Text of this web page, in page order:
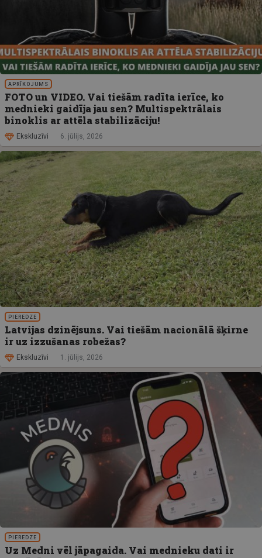
APRĪKOJUMS
FOTO un VIDEO. Vai tiešām radīta ierīce, ko
mednieki gaidīja jau sen? Multispektrālais
binoklis ar attēla stabilizāciju!
Ekskluzīvi 6. jūlijs, 2026
PIEREDZE
Latvijas dzinējsuns. Vai tiešām nacionālā šķirne
ir uz izzušanas robežas?
Ekskluzīvi 1. jūlijs, 2026
PIEREDZE
Uz Medni vēl jāpagaida. Vai mednieku dati ir